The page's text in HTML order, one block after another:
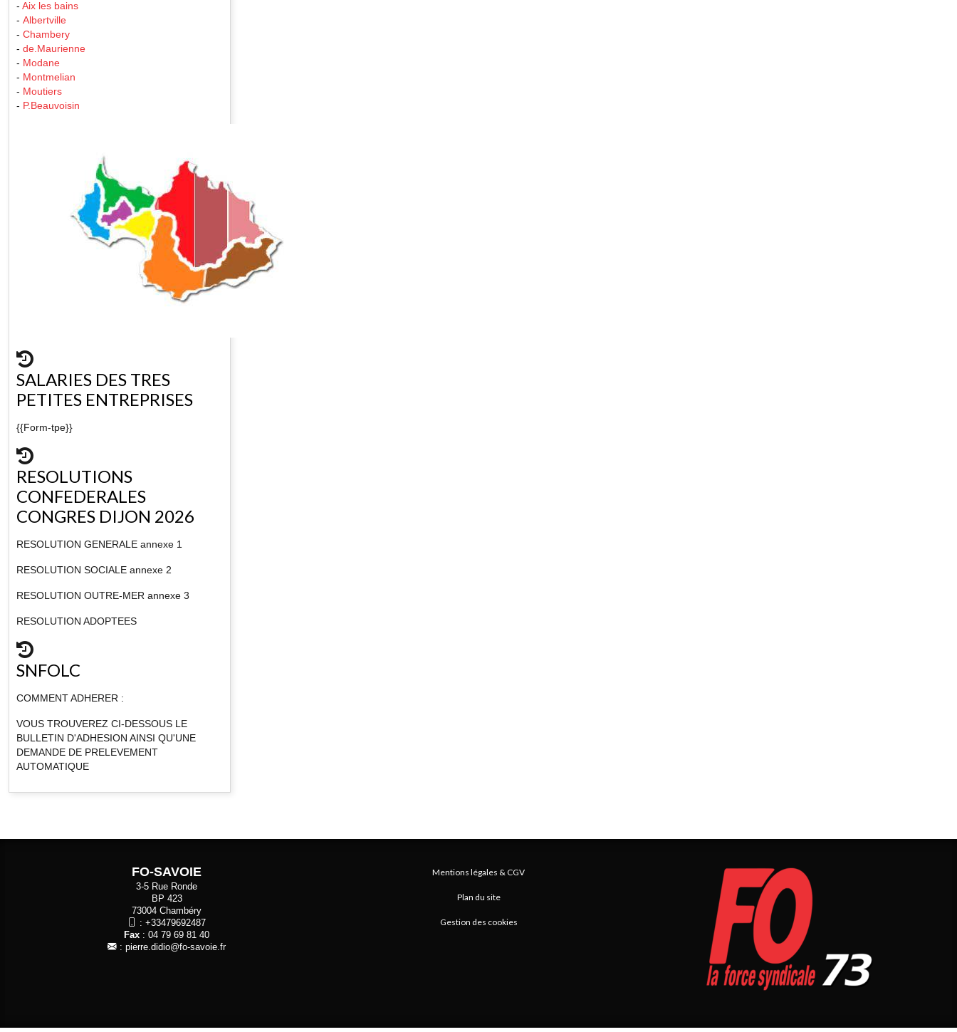
- Aix les bains
- Albertville
- Chambery
- de.Maurienne
- Modane
- Montmelian
- Moutiers
- P.Beauvoisin
SALARIES DES TRES
PETITES ENTREPRISES
{{Form-tpe}}
RESOLUTIONS
CONFEDERALES
CONGRES DIJON 2026
RESOLUTION GENERALE annexe 1
RESOLUTION SOCIALE annexe 2
RESOLUTION OUTRE-MER annexe 3
RESOLUTION ADOPTEES
SNFOLC
COMMENT ADHERER :
VOUS TROUVEREZ CI-DESSOUS LE
BULLETIN D'ADHESION AINSI QU'UNE
DEMANDE DE PRELEVEMENT
AUTOMATIQUE
FO-SAVOIE
3-5 Rue Ronde
BP 423
73004 Chambéry
: +33479692487
Fax : 04 79 69 81 40
: pierre.didio@fo-savoie.fr
Mentions légales & CGV
Plan du site
Gestion des cookies